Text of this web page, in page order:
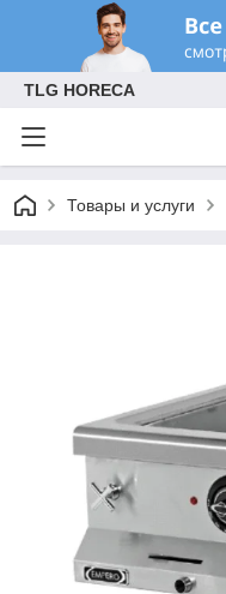
TLG HORECA
Товары и услуги